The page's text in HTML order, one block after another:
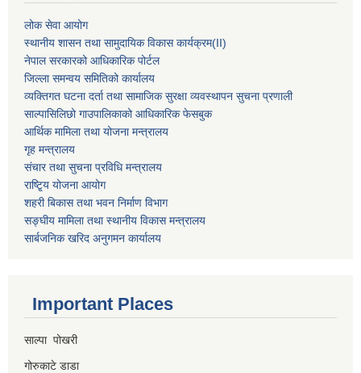
लोक सेवा आयोग
स्थानीय शासन तथा सामुदायिक विकास कार्यक्रम(II)
नेपाल सरकारको आधिकारिक पोर्टल
जिल्ला समन्वय समितिको कार्यालय
व्यक्तिगत घटना दर्ता तथा सामाजिक सुरक्षा व्यवस्थापन सुचना प्रणाली
साल्पासिलिछो गाउपालिकाको आधिकारिक फेसबुक
आर्थिक मामिला तथा योजना मन्त्रालय
गृह मन्त्रालय
संचार तथा सुचना प्रविधि मन्त्रालय
राष्टि्ृय योजना आयोग
शहरी बिकास तथा भवन निर्माण विभाग
सङ्घीय मामिला तथा स्थानीय विकास मन्त्रालय
सार्बजनिक खरिद अनुगमन कार्यालय
Important Places
साल्पा पोखरी
गोरुकाटे डाडा